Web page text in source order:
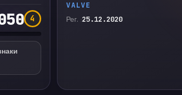
4
VALVE
Рег. 25.12.2020